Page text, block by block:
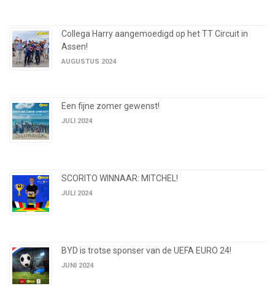
Collega Harry aangemoedigd op het TT Circuit in
Assen!
AUGUSTUS 2024
Een fijne zomer gewenst!
JULI 2024
SCORITO WINNAAR: MITCHEL!
JULI 2024
BYD is trotse sponser van de UEFA EURO 24!
JUNI 2024